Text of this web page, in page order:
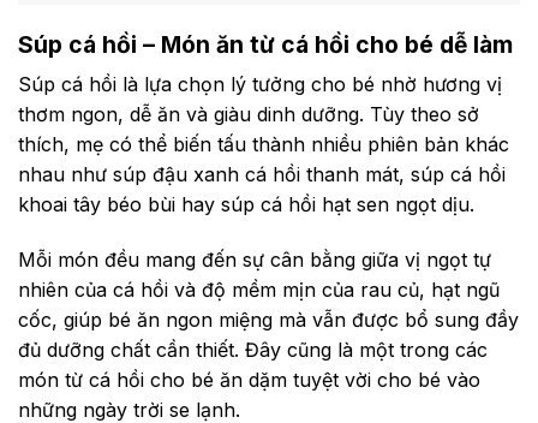
Súp cá hồi – Món ăn từ cá hồi cho bé dễ làm
Súp cá hồi là lựa chọn lý tưởng cho bé nhờ hương vị
thơm ngon, dễ ăn và giàu dinh dưỡng. Tùy theo sở
thích, mẹ có thể biến tấu thành nhiều phiên bản khác
nhau như súp đậu xanh cá hồi thanh mát, súp cá hồi
khoai tây béo bùi hay súp cá hồi hạt sen ngọt dịu.
Mỗi món đều mang đến sự cân bằng giữa vị ngọt tự
nhiên của cá hồi và độ mềm mịn của rau củ, hạt ngũ
cốc, giúp bé ăn ngon miệng mà vẫn được bổ sung đầy
đủ dưỡng chất cần thiết. Đây cũng là một trong các
món từ cá hồi cho bé ăn dặm tuyệt vời cho bé vào
những ngày trời se lạnh.